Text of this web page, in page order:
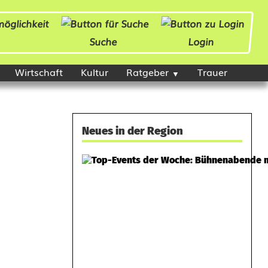
Suche Login
Wirtschaft Kultur Ratgeber Trauer
Neues in der Region